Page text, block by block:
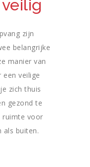
zijn
belangrijke
manier van
een veilige
zich thuis
gezond te
ruimte voor
als buiten.